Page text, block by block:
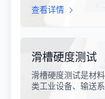
会受到不同程度的
查看详情
滑槽硬度测试
滑槽硬度测试是材
类工业设备、输送